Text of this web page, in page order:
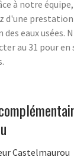
à notre
d'une
eaux usées.
au 31 pour en
Castelmaurou